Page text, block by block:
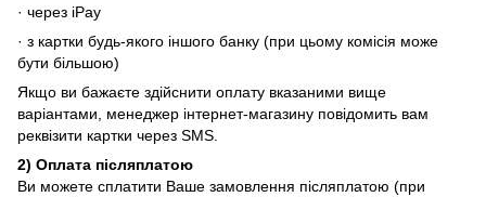
· через iPay
· з картки будь-якого іншого банку (при цьому комісія може
бути більшою)
Якщо ви бажаєте здійснити оплату вказаними вище
варіантами, менеджер інтернет-магазину повідомить вам
реквізити картки через SMS.
2) Оплата післяплатою
Ви можете сплатити Ваше замовлення післяплатою (при